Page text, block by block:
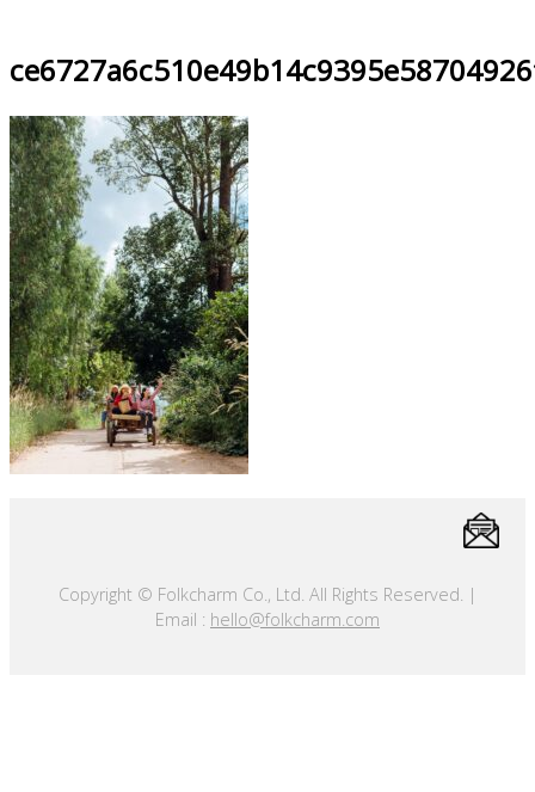
Copyright © Folkcharm Co., Ltd. All Rights Reserved. |
Email : hello@folkcharm.com